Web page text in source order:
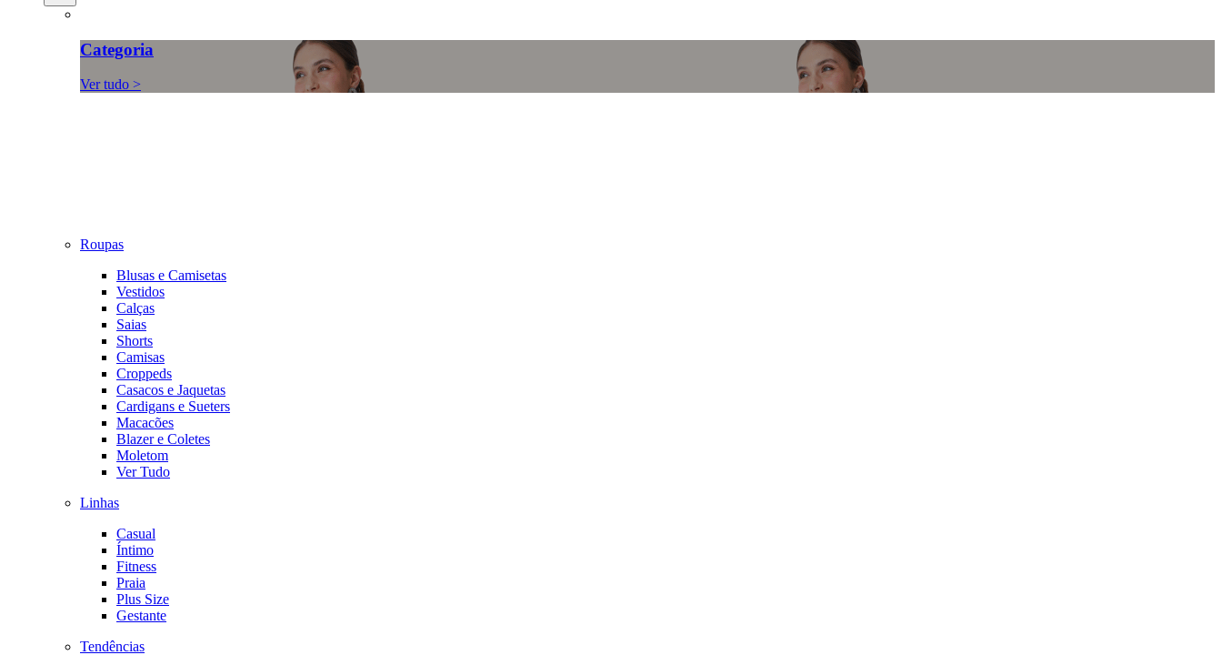
Categoria
Ver tudo >
Roupas
Blusas e Camisetas
Vestidos
Calças
Saias
Shorts
Camisas
Croppeds
Casacos e Jaquetas
Cardigans e Sueters
Macacões
Blazer e Coletes
Moletom
Ver Tudo
Linhas
Casual
Íntimo
Fitness
Praia
Plus Size
Gestante
Tendências